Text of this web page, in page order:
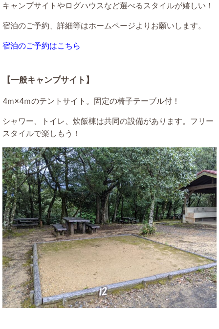
キャンプサイトやログハウスなど選べるスタイルが嬉しい！
宿泊のご予約、詳細等はホームページよりお願いします。
宿泊のご予約はこちら
【一般キャンプサイト】
4ｍ×4ｍのテントサイト。固定の椅子テーブル付！
シャワー、トイレ、炊飯棟は共同の設備があります。フリー
スタイルで楽しもう！